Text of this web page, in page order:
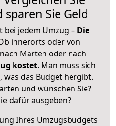
Sie Geld
bei jedem Umzug – Die
innerorts oder von
Marten oder nach
kostet. Man muss sich
was das Budget hergibt.
und wünschen Sie?
dafür ausgeben?
Ihres Umzugsbudgets